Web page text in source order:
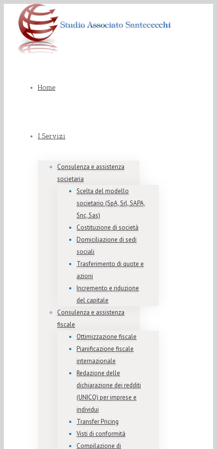
Home
I Servizi
Consulenza e assistenza
societaria
Scelta del modello
societario (SpA, Srl, SAPA,
Snc, Sas)
Costituzione di società
Domiciliazione di sedi
sociali
Trasferimento di quote e
azioni
Incremento e riduzione
del capitale
Consulenza e assistenza
fiscale
Ottimizzazione fiscale
Pianificazione fiscale
internazionale
Redazione delle
dichiarazione dei redditi
(UNICO) per imprese e
individui
Transfer Pricing
Visti di conformità
Compilazione di